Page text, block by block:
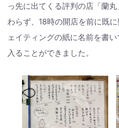
っ先に出てくる評判の店「蘭
わらず、18時の開店を前に既
ェイティングの紙に名前を書
入ることができました。